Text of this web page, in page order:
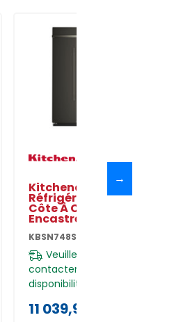
Kitchenaid®
Réfrigérateur
Côte À Côte
Encastré Avec
48 Po - 30 Pi Cu
KBSN748SBE
KBSN748SBE
Veuillez nous
contacter pour la
disponibilité
11 039,99$
→